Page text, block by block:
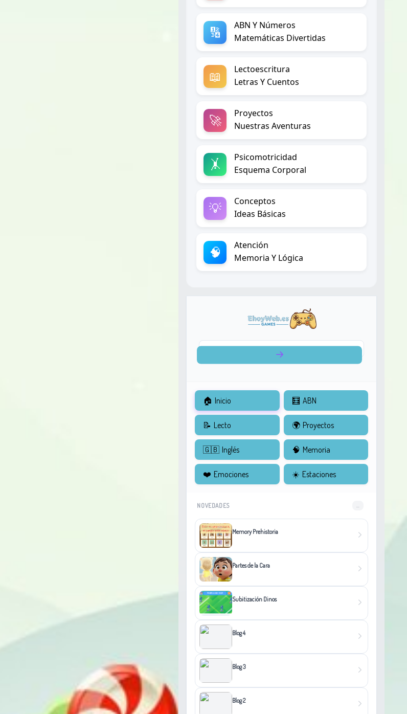
🔢
ABN Y Números
Matemáticas Divertidas
📖
Lectoescritura
Letras Y Cuentos
🚀
Proyectos
Nuestras Aventuras
🤸
Psicomotricidad
Esquema Corporal
💡
Conceptos
Ideas Básicas
🧠
Atención
Memoria Y Lógica
🏠 Inicio 🧮 ABN
📝 Lecto 🌍 Proyectos
🇬🇧 Inglés 🧠 Memoria
❤️ Emociones ☀️ Estaciones
NOVEDADES
Memory Prehistoria
Partes de la Cara
Subitización Dinos
Blog 4
Blog 3
Blog 2